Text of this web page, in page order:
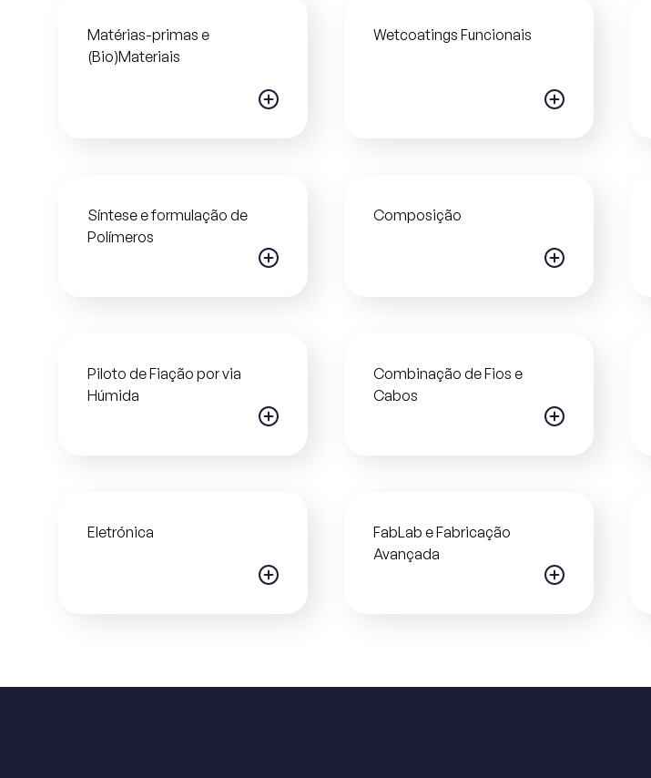
Matérias-primas e
(Bio)Materiais
Wetcoatings Funcionais
Síntese e formulação de
Polímeros
Composição
Piloto de Fiação por via
Húmida
Combinação de Fios e
Cabos
Eletrónica
FabLab e Fabricação
Avançada